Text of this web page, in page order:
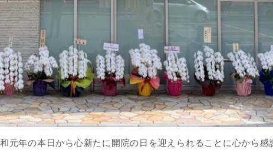
元年の本日から心新たに開院の日を迎えられることに心から感